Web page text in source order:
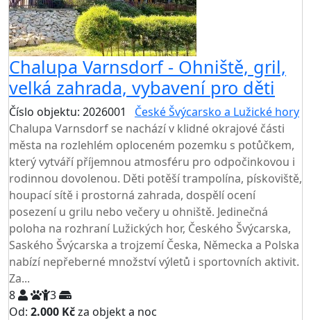
Chalupa Varnsdorf - Ohniště, gril,
velká zahrada, vybavení pro děti
Číslo objektu: 2026001
České Švýcarsko a Lužické hory
Chalupa Varnsdorf se nachází v klidné okrajové části
města na rozlehlém oploceném pozemku s potůčkem,
který vytváří příjemnou atmosféru pro odpočinkovou i
rodinnou dovolenou. Děti potěší trampolína, pískoviště,
houpací sítě i prostorná zahrada, dospělí ocení
posezení u grilu nebo večery u ohniště. Jedinečná
poloha na rozhraní Lužických hor, Českého Švýcarska,
Saského Švýcarska a trojzemí Česka, Německa a Polska
nabízí nepřeberné množství výletů i sportovních aktivit.
Za...
8
3
Od: 2.000 Kčza objekt a noc